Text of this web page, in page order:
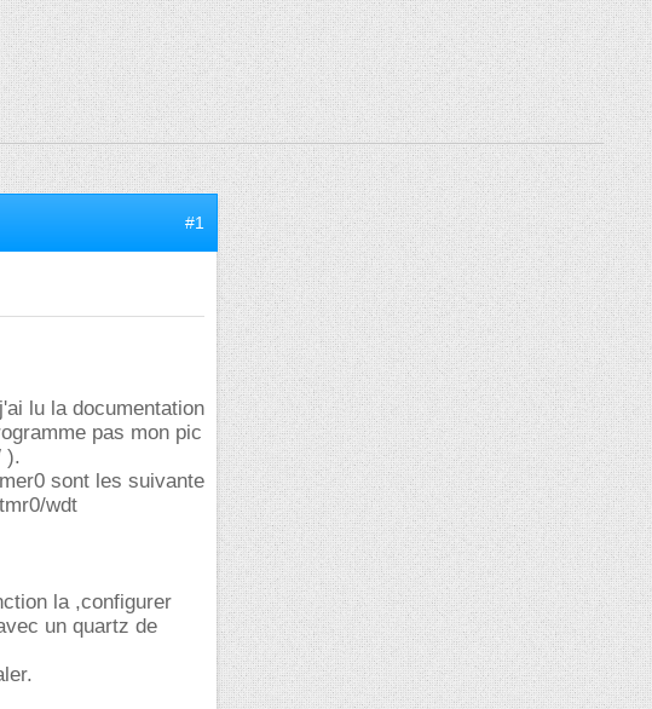
#1
lu la documentation
pas mon pic
).
sont les suivante
wdt
la ,configurer
un quartz de